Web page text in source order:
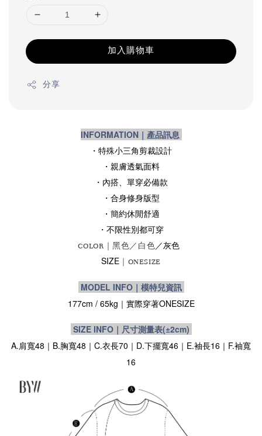
加入購物車
分享
INFORMATION｜產品訊息
・特殊小三角剪裁設計
・親膚透氣面料
・內搭、單穿必備款
・合身修身版型
・簡約休閒舒適
・不限性別都可穿
COLOR｜黑色／白色／灰色
SIZE ｜ONESIZE
MODEL INFO｜模特兒資訊
177cm / 65kg ｜實際穿著ONESIZE
SIZE INFO｜尺寸測量表(±2cm)
A.肩寬48｜B.胸寬48｜C.衣長70｜D.下擺寬46｜E.袖長16｜F.袖寬
16